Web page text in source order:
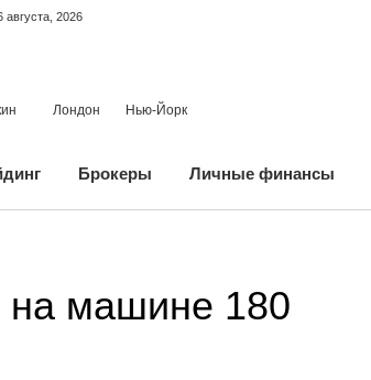
августа, 2026
Лондон Нью-Йорк
Брокеры Личные финансы
на машине 180